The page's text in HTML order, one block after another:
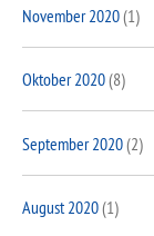
November 2020(1)
Oktober 2020(8)
September 2020(2)
August 2020(1)